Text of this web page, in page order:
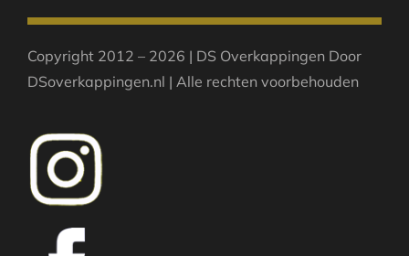
Copyright 2012 – 2026 | DS Overkappingen Door
DSoverkappingen.nl | Alle rechten voorbehouden